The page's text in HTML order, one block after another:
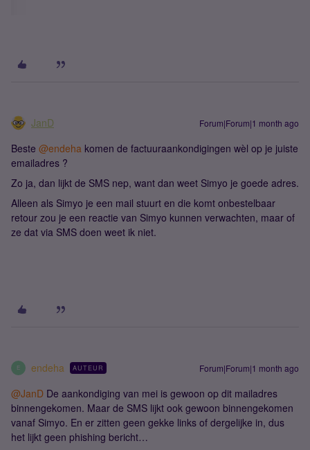
JanD Forum|Forum|1 month ago
Beste ​ @endeha komen de factuuraankondigingen wèl op je juiste
emailadres ?
Zo ja, dan lijkt de SMS nep, want dan weet Simyo je goede adres.
Alleen als Simyo je een mail stuurt en die komt onbestelbaar
retour zou je een reactie van Simyo kunnen verwachten, maar of
ze dat via SMS doen weet ik niet.
E endeha AUTEUR Forum|Forum|1 month ago
@JanD De aankondiging van mei is gewoon op dit mailadres
binnengekomen. Maar de SMS lijkt ook gewoon binnengekomen
vanaf Simyo. En er zitten geen gekke links of dergelijke in, dus
het lijkt geen phishing bericht…